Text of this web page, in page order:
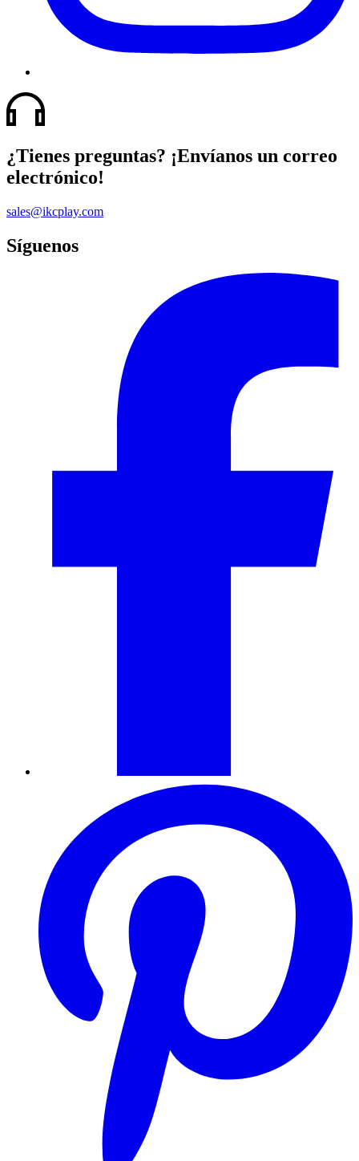
¿Tienes preguntas? ¡Envíanos un correo
electrónico!
sales@ikcplay.com
Síguenos